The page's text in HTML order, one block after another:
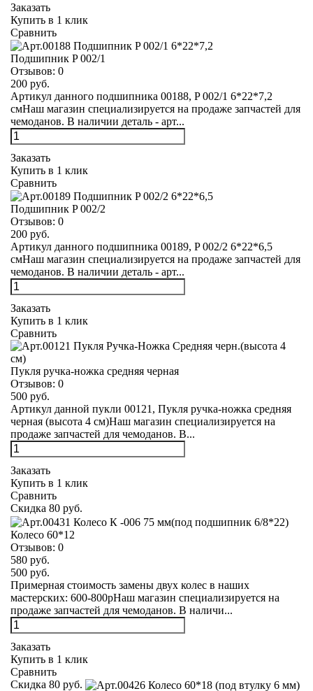
Заказать
Купить в 1 клик
Сравнить
Подшипник P 002/1
Отзывов: 0
200 руб.
Артикул данного подшипника 00188, P 002/1 6*22*7,2
смНаш магазин специализируется на продаже запчастей для
чемоданов. В наличии деталь - арт...
Заказать
Купить в 1 клик
Сравнить
Подшипник P 002/2
Отзывов: 0
200 руб.
Артикул данного подшипника 00189, P 002/2 6*22*6,5
смНаш магазин специализируется на продаже запчастей для
чемоданов. В наличии деталь - арт...
Заказать
Купить в 1 клик
Сравнить
Пукля ручка-ножка средняя черная
Отзывов: 0
500 руб.
Артикул данной пукли 00121, Пукля ручка-ножка средняя
черная (высота 4 см)Наш магазин специализируется на
продаже запчастей для чемоданов. В...
Заказать
Купить в 1 клик
Сравнить
Скидка 80 руб.
Колесо 60*12
Отзывов: 0
580 руб.
500 руб.
Примерная стоимость замены двух колес в наших
мастерских: 600-800рНаш магазин специализируется на
продаже запчастей для чемоданов. В наличи...
Заказать
Купить в 1 клик
Сравнить
Скидка 80 руб.